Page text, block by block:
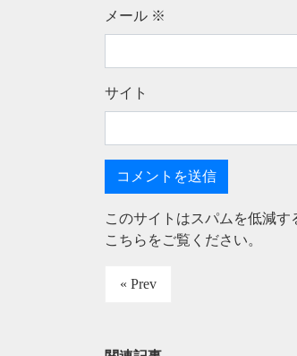
メール ※
サイト
このサイトはスパムを低減す
こちらをご覧ください。
« Prev